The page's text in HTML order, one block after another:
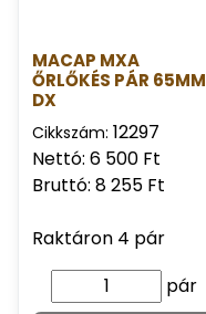
MACAP MXA
ŐRLŐKÉS PÁR 65MM
DX
Cikkszám: 12297
Nettó: 6 500 Ft
Bruttó: 8 255 Ft
Raktáron 4 pár
pár